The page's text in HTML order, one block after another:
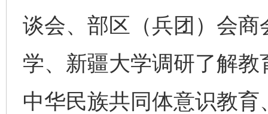
谈会、部区（兵团）会
学、新疆大学调研了解
中华民族共同体意识教育